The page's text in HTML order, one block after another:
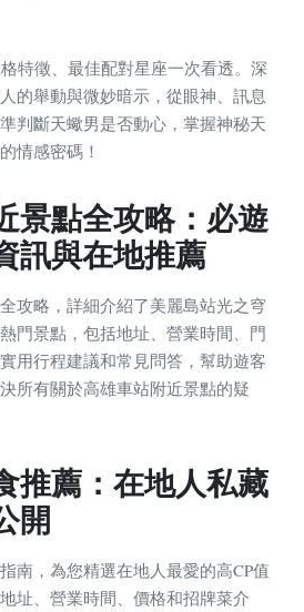
特徵、最佳配對星座一次看透。深
的舉動與微妙暗示，從眼神、訊息
判斷天蠍男是否動心，掌握神秘天
情感密碼！
景點全攻略：必遊
訊與在地推薦
攻略，詳細介紹了美麗島站光之穹
門景點，包括地址、營業時間、門
用行程建議和常見問答，幫助遊客
所有關於高雄車站附近景點的疑
推薦：在地人私藏
開
南，為您精選在地人最愛的高CP值
址、營業時間、價格和招牌菜介